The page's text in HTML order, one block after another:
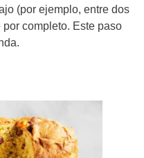
(por ejemplo, entre dos
completo. Este paso